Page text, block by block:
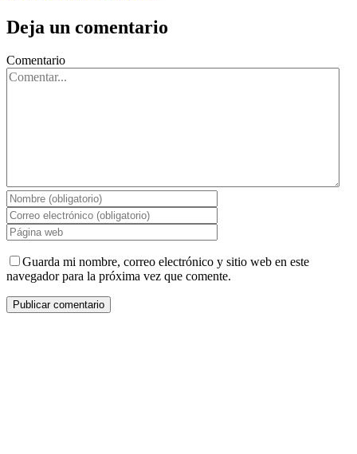
Deja un comentario
Comentario
Guarda mi nombre, correo electrónico y sitio web en este
navegador para la próxima vez que comente.